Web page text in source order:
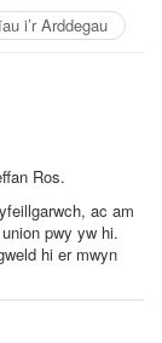
i’r Arddegau
Ros.
ac am
pwy yw hi.
hi er mwyn